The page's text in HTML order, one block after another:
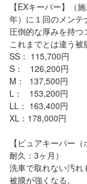
【EXキーパー】（
年）に１回のメンテ
圧倒的な厚みを持
これまでとは違う被
SS： 115,700円
S：   126,200円
M：  137,500円
L：   153,200円
LL： 163,400円
XL：178,000円
【ピュアキーパー
耐久：3ヶ月）
洗車で取れない汚
被膜が強くなる。